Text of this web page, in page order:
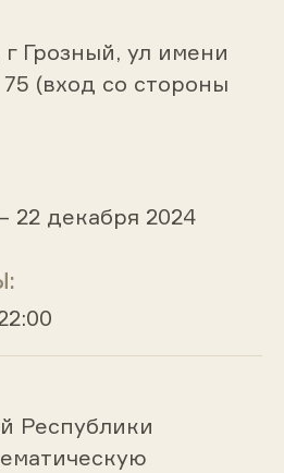
Грозный, ул имени
(вход со стороны
22 декабря 2024
Республики